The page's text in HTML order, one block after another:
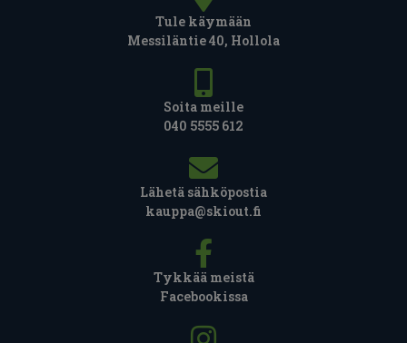
Tule käymään
Messiläntie 40, Hollola
Soita meille
040 5555 612
Lähetä sähköpostia
kauppa@skiout.fi
Tykkää meistä
Facebookissa